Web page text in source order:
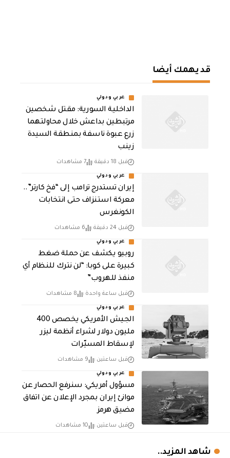
قد يهمك أيضا
عربي ودولي
الداخلية السورية: مقتل شخصين
مرتبطين بداعش خلال محاولتهما
زرع عبوة ناسفة بمنطقة السيدة
زينب
قبل 18 دقيقة 7 مشاهدات
عربي ودولي
إيران تستدرج ترامب إلى “فخ كارتر”..
معركة استنزاف حتى انتخابات
الكونغرس
قبل 24 دقيقة 6 مشاهدات
عربي ودولي
روبيو يكشف عن حملة ضغط
كبيرة على كوبا: “لن نترك للنظام أي
منفذ للهروب”
قبل ساعة واحدة 8 مشاهدات
عربي ودولي
الجيش الأمريكي يخصص 400
مليون دولار لشراء أنظمة ليزر
لإسقاط المسيّرات
قبل ساعتين 9 مشاهدات
عربي ودولي
مسؤول أمريكي: سنرفع الحصار عن
موانئ إيران بمجرد الإعلان عن اتفاق
مضيق هرمز
قبل ساعتين 10 مشاهدات
شاهد المزيد..